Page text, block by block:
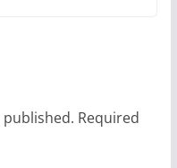
Required